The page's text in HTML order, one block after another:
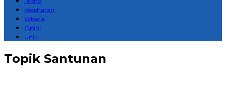
Kesehatan
Wisata
Opini
Unik
Topik Santunan